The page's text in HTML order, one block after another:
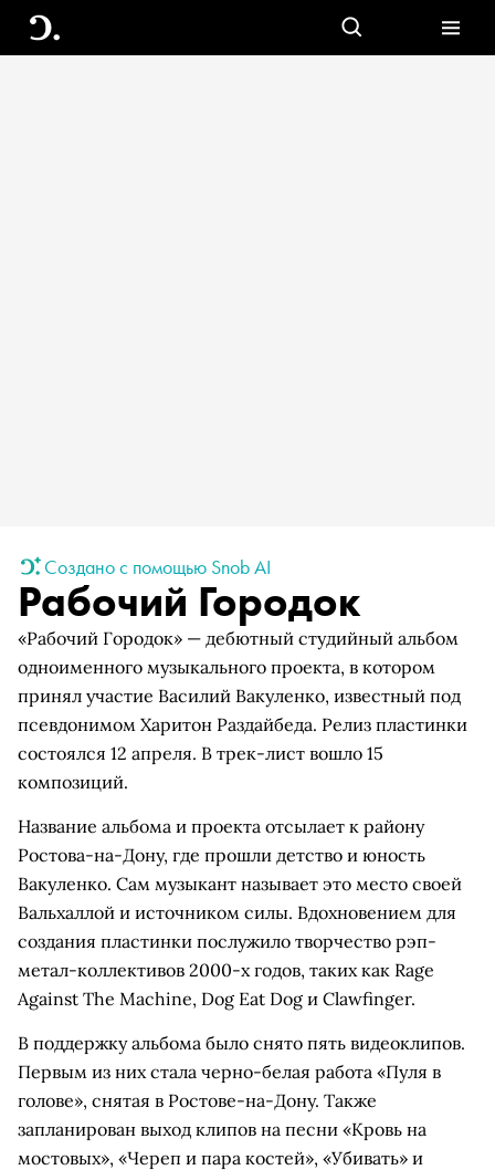
Создано с помощью Snob AI
Рабочий Городок
«Рабочий Городок» — дебютный студийный альбом
одноименного музыкального проекта, в котором
принял участие Василий Вакуленко, известный под
псевдонимом Харитон Раздайбеда. Релиз пластинки
состоялся 12 апреля. В трек-лист вошло 15
композиций.
Название альбома и проекта отсылает к району
Ростова-на-Дону, где прошли детство и юность
Вакуленко. Сам музыкант называет это место своей
Вальхаллой и источником силы. Вдохновением для
создания пластинки послужило творчество рэп-
метал-коллективов 2000-х годов, таких как Rage
Against The Machine, Dog Eat Dog и Clawfinger.
В поддержку альбома было снято пять видеоклипов.
Первым из них стала черно-белая работа «Пуля в
голове», снятая в Ростове-на-Дону. Также
запланирован выход клипов на песни «Кровь на
мостовых», «Череп и пара костей», «Убивать» и